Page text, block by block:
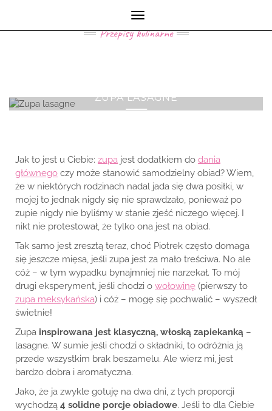
MY KITCHEN LIFE
Przepisy kulinarne
Toggle
Navigation
ZUPA LASAGNE
Jak to jest u Ciebie: zupa jest dodatkiem do dania
głównego czy może stanowić samodzielny obiad? Wiem,
że w niektórych rodzinach nadal jada się dwa posiłki, w
mojej to jednak nigdy się nie sprawdzało, ponieważ po
zupie nigdy nie byliśmy w stanie zjeść niczego więcej. I
nikt nie protestował, że tylko ona jest na obiad.
Tak samo jest zresztą teraz, choć Piotrek często domaga
się jeszcze mięsa, jeśli zupa jest za mało treściwa. No ale
cóż – w tym wypadku bynajmniej nie narzekał. To mój
drugi eksperyment, jeśli chodzi o wołowinę (pierwszy to
zupa meksykańska) i cóż – mogę się pochwalić – wyszedł
świetnie!
Zupa inspirowana jest klasyczną, włoską zapiekanką –
lasagne. W sumie jeśli chodzi o składniki, to odróżnia ją
przede wszystkim brak beszamelu. Ale wierz mi, jest
bardzo dobra i aromatyczna.
Jako, że ja zwykle gotuję na dwa dni, z tych proporcji
wychodzą 4 solidne porcje obiadowe. Jeśli to dla Ciebie